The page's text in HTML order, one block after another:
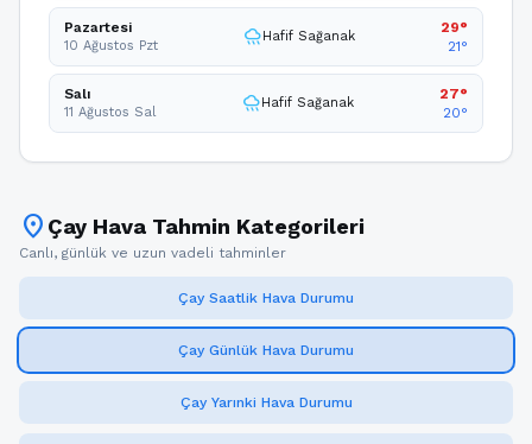
Pazartesi
10 Ağustos Pzt rainyHafif Sağanak
29°
21°
Salı
11 Ağustos Sal rainyHafif Sağanak
27°
20°
location_on Çay Hava Tahmin Kategorileri
Canlı, günlük ve uzun vadeli tahminler
Çay Saatlik Hava Durumu
Çay Günlük Hava Durumu
Çay Yarınki Hava Durumu